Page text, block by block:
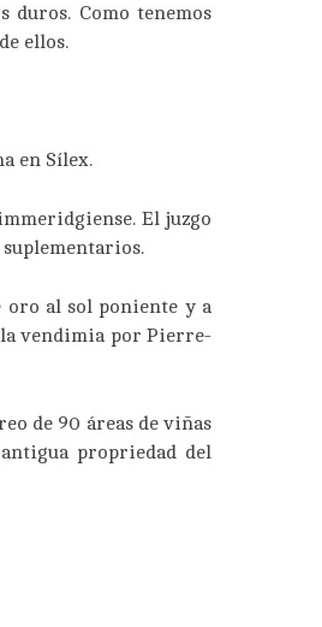
duros. Como tenemos
ellos.
en Sílex.
El juzgo
oro al sol poniente y a
la vendimia por Pierre-
de 90 áreas de viñas
propriedad del